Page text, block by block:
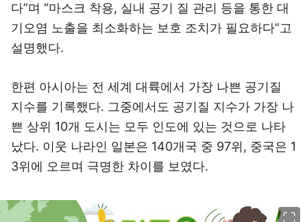
다”며 “마스크 착용, 실내 공기 질 관리 등을 통한 대
기오염 노출을 최소화하는 보호 조치가 필요하다”고
설명했다.
한편 아시아는 전 세계 대륙에서 가장 나쁜 공기질
지수를 기록했다. 그중에서도 공기질 지수가 가장 나
쁜 상위 10개 도시는 모두 인도에 있는 것으로 나타
났다. 이웃 나라인 일본은 140개국 중 97위, 중국은 1
3위에 오르며 극명한 차이를 보였다.